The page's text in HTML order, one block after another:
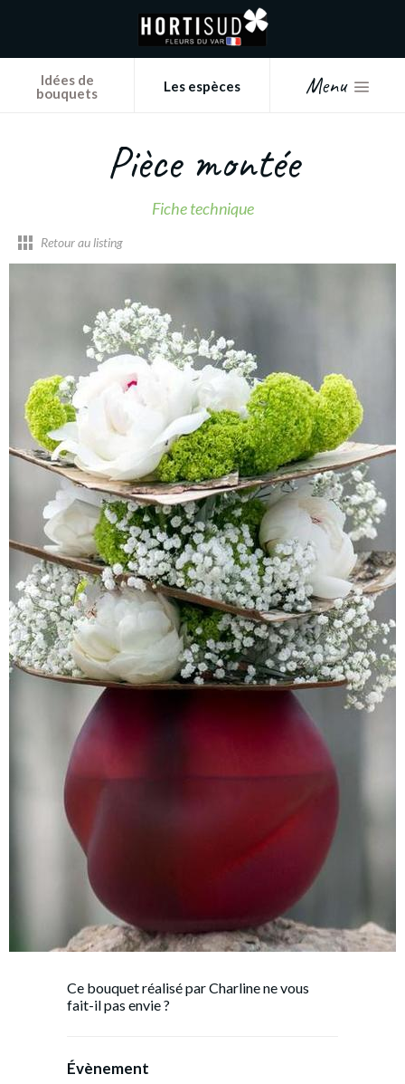
Idées de
bouquets
Les espèces Menu
Pièce montée
Fiche technique
Retour au listing
Ce bouquet réalisé par Charline ne vous
fait-il pas envie ?
Évènement